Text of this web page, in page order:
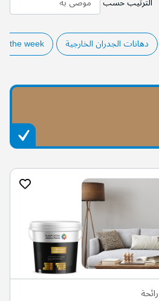
دهانات الجدران الخارجية the week